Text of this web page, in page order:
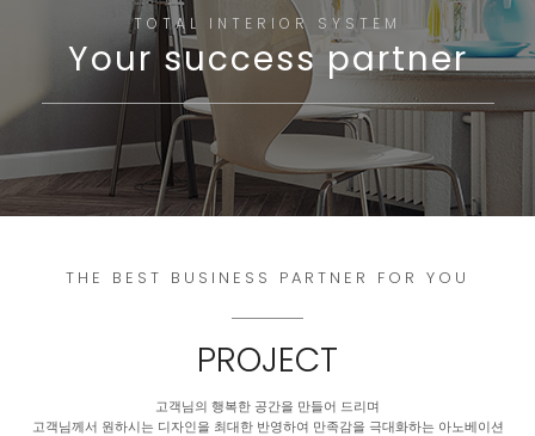
TOTAL INTERIOR SYSTEM
Your success partner
THE BEST BUSINESS PARTNER FOR YOU
PROJECT
고객님의 행복한 공간을 만들어 드리며
고객님께서 원하시는 디자인을 최대한 반영하여 만족감을 극대화하는 아노베이션